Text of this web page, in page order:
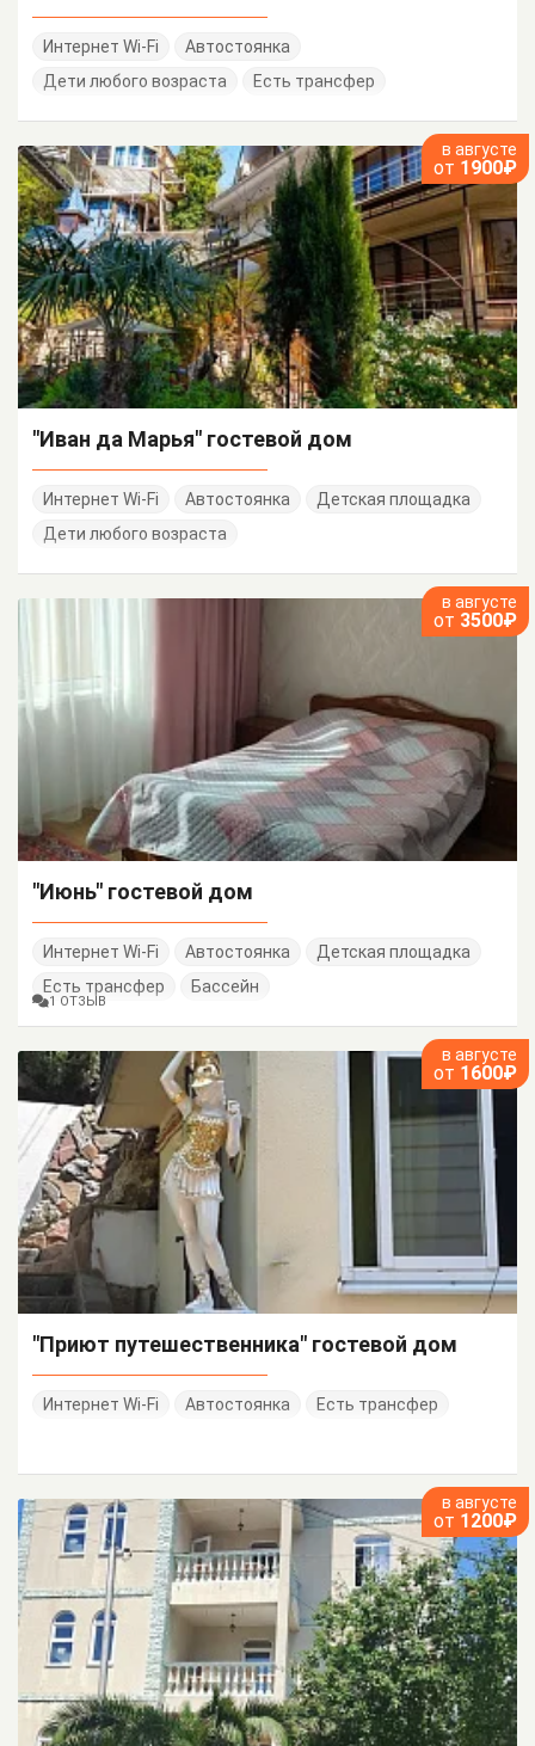
Интернет Wi-Fi
Автостоянка
Дети любого возраста
Есть трансфер
в августе
от 1900₽
"Иван да Марья" гостевой дом
Интернет Wi-Fi Автостоянка
Детская площадка
Дети любого возраста
в августе
от 3500₽
"Июнь" гостевой дом
Интернет Wi-Fi Автостоянка
Детская площадка
Есть трансфер
Бассейн
1 ОТЗЫВ
в августе
от 1600₽
"Приют путешественника" гостевой дом
Интернет Wi-Fi Автостоянка Есть трансфер
в августе
от 1200₽